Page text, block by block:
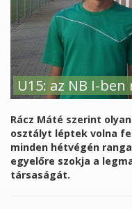
U15: az NB I-
Rácz Máté szerint
osztályt léptek volna
minden hétvégén
egyelőre szokja a
társaságát.